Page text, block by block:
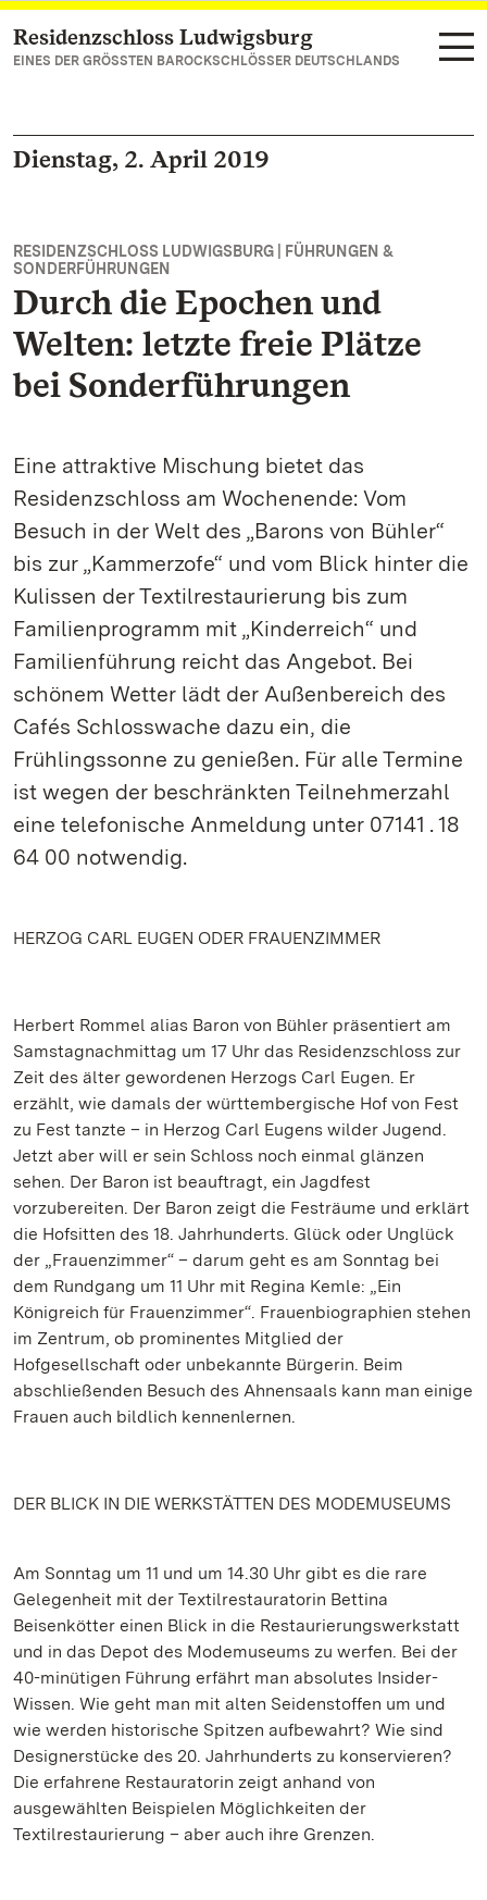
Zum Hauptinhalt springen
Residenzschloss Ludwigsburg
EINES DER GRÖSSTEN BAROCKSCHLÖSSER DEUTSCHLANDS
Dienstag, 2. April 2019
RESIDENZSCHLOSS LUDWIGSBURG | FÜHRUNGEN &
SONDERFÜHRUNGEN
Durch die Epochen und
Welten: letzte freie Plätze
bei Sonderführungen
Eine attraktive Mischung bietet das
Residenzschloss am Wochenende: Vom
Besuch in der Welt des „Barons von Bühler“
bis zur „Kammerzofe“ und vom Blick hinter die
Kulissen der Textilrestaurierung bis zum
Familienprogramm mit „Kinderreich“ und
Familienführung reicht das Angebot. Bei
schönem Wetter lädt der Außenbereich des
Cafés Schlosswache dazu ein, die
Frühlingssonne zu genießen. Für alle Termine
ist wegen der beschränkten Teilnehmerzahl
eine telefonische Anmeldung unter 07141 . 18
64 00 notwendig.
HERZOG CARL EUGEN ODER FRAUENZIMMER
Herbert Rommel alias Baron von Bühler präsentiert am
Samstagnachmittag um 17 Uhr das Residenzschloss zur
Zeit des älter gewordenen Herzogs Carl Eugen. Er
erzählt, wie damals der württembergische Hof von Fest
zu Fest tanzte – in Herzog Carl Eugens wilder Jugend.
Jetzt aber will er sein Schloss noch einmal glänzen
sehen. Der Baron ist beauftragt, ein Jagdfest
vorzubereiten. Der Baron zeigt die Festräume und erklärt
die Hofsitten des 18. Jahrhunderts. Glück oder Unglück
der „Frauenzimmer“ – darum geht es am Sonntag bei
dem Rundgang um 11 Uhr mit Regina Kemle: „Ein
Königreich für Frauenzimmer“. Frauenbiographien stehen
im Zentrum, ob prominentes Mitglied der
Hofgesellschaft oder unbekannte Bürgerin. Beim
abschließenden Besuch des Ahnensaals kann man einige
Frauen auch bildlich kennenlernen.
DER BLICK IN DIE WERKSTÄTTEN DES MODEMUSEUMS
Am Sonntag um 11 und um 14.30 Uhr gibt es die rare
Gelegenheit mit der Textilrestauratorin Bettina
Beisenkötter einen Blick in die Restaurierungswerkstatt
und in das Depot des Modemuseums zu werfen. Bei der
40-minütigen Führung erfährt man absolutes Insider-
Wissen. Wie geht man mit alten Seidenstoffen um und
wie werden historische Spitzen aufbewahrt? Wie sind
Designerstücke des 20. Jahrhunderts zu konservieren?
Die erfahrene Restauratorin zeigt anhand von
ausgewählten Beispielen Möglichkeiten der
Textilrestaurierung – aber auch ihre Grenzen.